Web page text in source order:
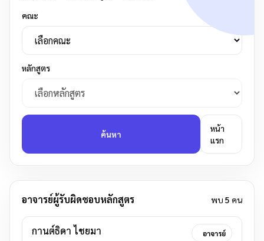
คณะ
หลักสูตร
ค้นหา
หน้า
แรก
อาจารย์ผู้รับผิดชอบหลักสูตร พบ 5 คน
กานต์ธิดา ไชยมา อาจารย์